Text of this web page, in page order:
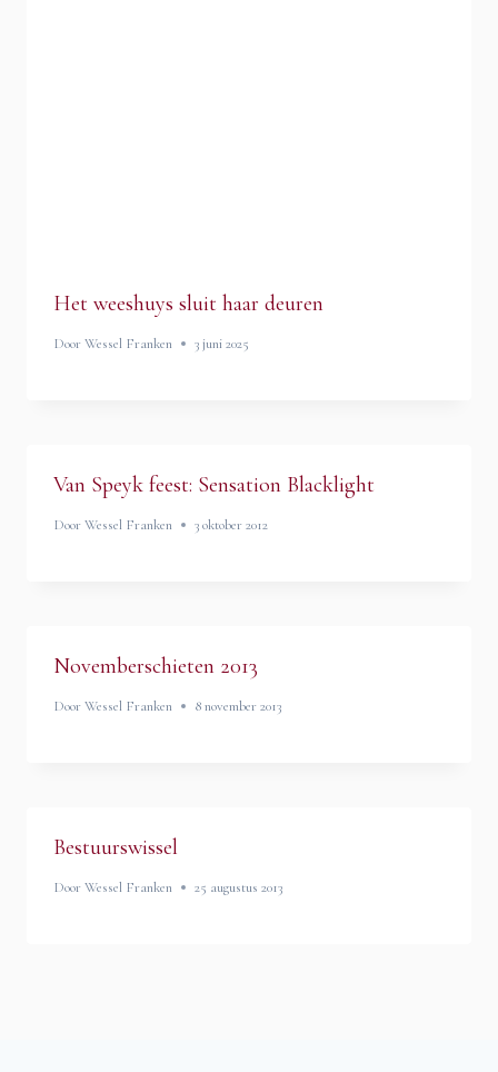
Het weeshuys sluit haar deuren
DoorWessel Franken 3 juni 2025
Van Speyk feest: Sensation Blacklight
DoorWessel Franken 3 oktober 2012
Novemberschieten 2013
DoorWessel Franken 8 november 2013
Bestuurswissel
DoorWessel Franken 25 augustus 2013